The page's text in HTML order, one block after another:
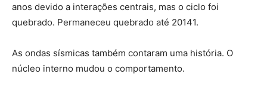
anos devido a interações centrais, mas o ciclo foi
quebrado. Permaneceu quebrado até 20141.
As ondas sísmicas também contaram uma história. O
núcleo interno mudou o comportamento.